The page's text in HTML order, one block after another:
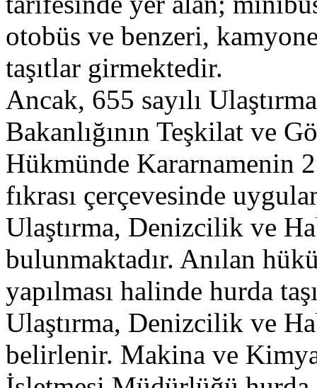
otobüs ve benzeri,
taşıtlar girmektedir.
Ancak, 655 sayılı
Bakanlığının Teşkilat ve
Hükmünde Kararnamenin
fıkrası çerçevesinde
Ulaştırma, Denizcilik ve
bulunmaktadır. Anılan
yapılması halinde hurda
Ulaştırma, Denizcilik ve
belirlenir. Makina ve